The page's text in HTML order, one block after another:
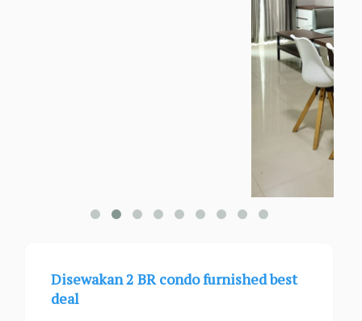
Disewakan 2 BR condo furnished best
deal